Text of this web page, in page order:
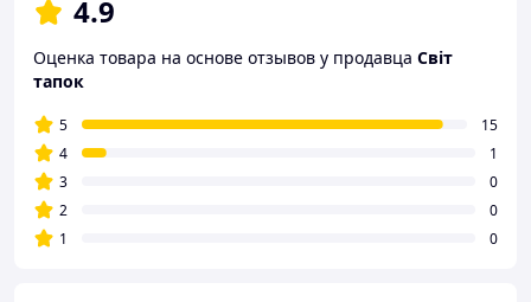
4.9
Оценка товара на основе отзывов у продавца Світ
тапок
5
15
4
1
3
0
2
0
1
0